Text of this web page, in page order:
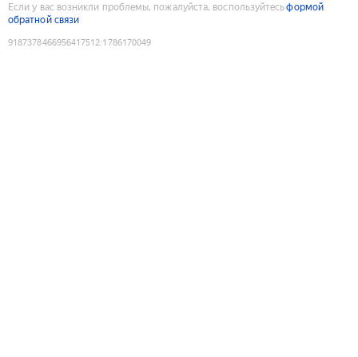
Если у вас возникли проблемы, пожалуйста, воспользуйтесьформой
обратной связи
9187378466956417512:1786170049